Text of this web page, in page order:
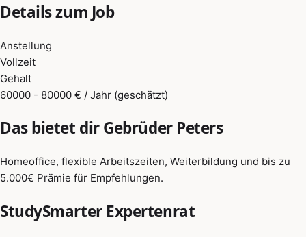
Details zum Job
Anstellung
Vollzeit
Gehalt
60000 - 80000 € / Jahr (geschätzt)
Das bietet dir Gebrüder Peters
Homeoffice, flexible Arbeitszeiten, Weiterbildung und bis zu
5.000€ Prämie für Empfehlungen.
StudySmarter Expertenrat